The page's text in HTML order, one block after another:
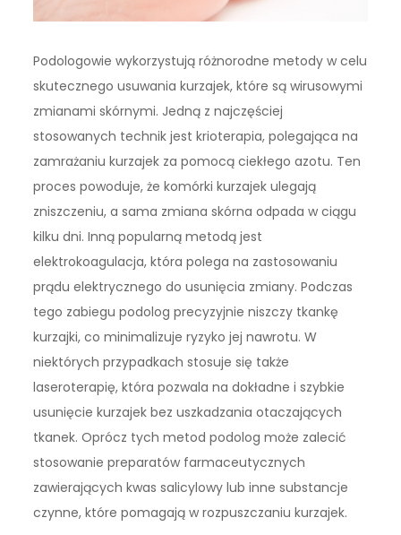
Podologowie wykorzystują różnorodne metody w celu
skutecznego usuwania kurzajek, które są wirusowymi
zmianami skórnymi. Jedną z najczęściej
stosowanych technik jest krioterapia, polegająca na
zamrażaniu kurzajek za pomocą ciekłego azotu. Ten
proces powoduje, że komórki kurzajek ulegają
zniszczeniu, a sama zmiana skórna odpada w ciągu
kilku dni. Inną popularną metodą jest
elektrokoagulacja, która polega na zastosowaniu
prądu elektrycznego do usunięcia zmiany. Podczas
tego zabiegu podolog precyzyjnie niszczy tkankę
kurzajki, co minimalizuje ryzyko jej nawrotu. W
niektórych przypadkach stosuje się także
laseroterapię, która pozwala na dokładne i szybkie
usunięcie kurzajek bez uszkadzania otaczających
tkanek. Oprócz tych metod podolog może zalecić
stosowanie preparatów farmaceutycznych
zawierających kwas salicylowy lub inne substancje
czynne, które pomagają w rozpuszczaniu kurzajek.